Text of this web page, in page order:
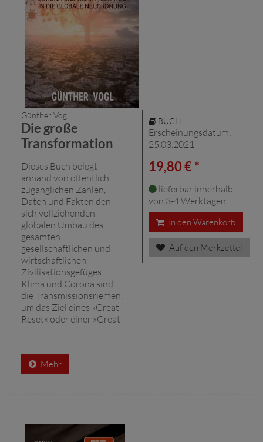
Günther Vogl
Die große
Transformation
Dieses Buch belegt
anhand von öffentlich
zugänglichen Zahlen,
Daten und Fakten den
sich vollziehenden
globalen Umbau des
gesamten
gesellschaftlichen und
wirtschaftlichen
Zivilisationsgefüges.
Klima und Corona sind
die Transmissionsriemen,
um das Ziel eines »Great
Reset« oder einer »Great
Mehr
BUCH
Erscheinungsdatum:
25.03.2021
19,80 € *
lieferbar innerhalb
von 3-4 Werktagen
In den Warenkorb
Auf den Merkzettel